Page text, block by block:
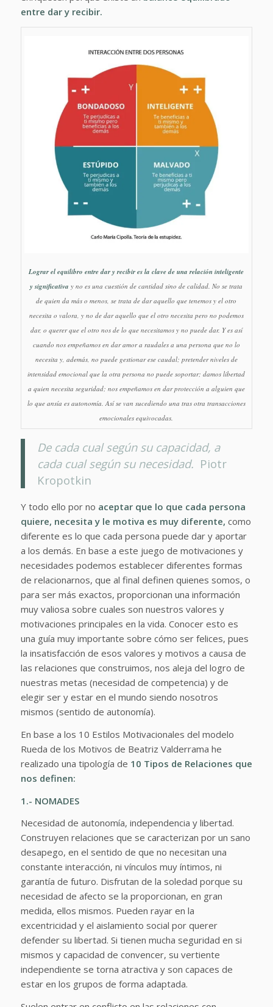
entre dar y recibir.
Lograr el equilibro entre dar y recibir es la clave de una relación inteligente
y significativa y no es una cuestión de cantidad sino de calidad. No se trata
de quien da más o menos, se trata de dar aquello que tenemos y el otro
necesita o valora, y no de dar aquello que el otro necesita pero no podemos
dar, o querer que el otro nos de lo que necesitamos y no puede dar. Y es así
cuando nos empeñamos en dar amor a raudales a una persona que no lo
necesita y, además, no puede gestionar ese caudal; pretender niveles de
intensidad emocional que la otra persona no puede soportar; damos libertad
a quien necesita seguridad; nos empeñamos en dar protección a alguien que
lo que ansía es autonomía. Así se van sucediendo una tras otra transacciones
emocionales equivocadas.
De cada cual según su capacidad, a
cada cual según su necesidad. Piotr
Kropotkin
Y todo ello por no aceptar que lo que cada persona
quiere, necesita y le motiva es muy diferente, como
diferente es lo que cada persona puede dar y aportar
a los demás. En base a este juego de motivaciones y
necesidades podemos establecer diferentes formas
de relacionarnos, que al final definen quienes somos, o
para ser más exactos, proporcionan una información
muy valiosa sobre cuales son nuestros valores y
motivaciones principales en la vida. Conocer esto es
una guía muy importante sobre cómo ser felices, pues
la insatisfacción de esos valores y motivos a causa de
las relaciones que construimos, nos aleja del logro de
nuestras metas (necesidad de competencia) y de
elegir ser y estar en el mundo siendo nosotros
mismos (sentido de autonomía).
En base a los 10 Estilos Motivacionales del modelo
Rueda de los Motivos de Beatriz Valderrama he
realizado una tipología de 10 Tipos de Relaciones que
nos definen:
1.- NOMADES
Necesidad de autonomía, independencia y libertad.
Construyen relaciones que se caracterizan por un sano
desapego, en el sentido de que no necesitan una
constante interacción, ni vínculos muy íntimos, ni
garantía de futuro. Disfrutan de la soledad porque su
necesidad de afecto se la proporcionan, en gran
medida, ellos mismos. Pueden rayar en la
excentricidad y el aislamiento social por querer
defender su libertad. Si tienen mucha seguridad en si
mismos y capacidad de convencer, su vertiente
independiente se torna atractiva y son capaces de
estar en los grupos de forma adaptada.